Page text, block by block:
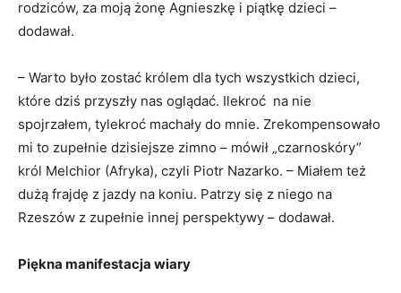
rodziców, za moją żonę Agnieszkę i piątkę dzieci –
dodawał.
– Warto było zostać królem dla tych wszystkich dzieci,
które dziś przyszły nas oglądać. Ilekroć na nie
spojrzałem, tylekroć machały do mnie. Zrekompensowało
mi to zupełnie dzisiejsze zimno – mówił „czarnoskóry”
król Melchior (Afryka), czyli Piotr Nazarko. – Miałem też
dużą frajdę z jazdy na koniu. Patrzy się z niego na
Rzeszów z zupełnie innej perspektywy – dodawał.
Piękna manifestacja wiary